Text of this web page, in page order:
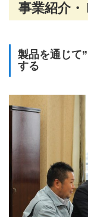
事業紹介・
製品を通じて
する